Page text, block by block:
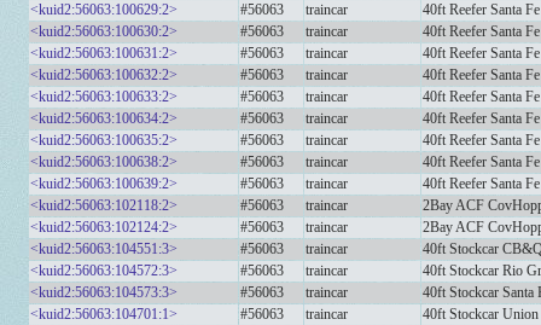
<kuid2:56063:100629:2>
#56063 traincar
40ft Reefer Santa
<kuid2:56063:100630:2>
#56063 traincar
40ft Reefer Santa
<kuid2:56063:100631:2>
#56063 traincar
40ft Reefer Santa
<kuid2:56063:100632:2>
#56063 traincar
40ft Reefer Santa
<kuid2:56063:100633:2>
#56063 traincar
40ft Reefer Santa
<kuid2:56063:100634:2>
#56063 traincar
40ft Reefer Santa
<kuid2:56063:100635:2>
#56063 traincar
40ft Reefer Santa
<kuid2:56063:100638:2>
#56063 traincar
40ft Reefer Santa
<kuid2:56063:100639:2>
#56063 traincar
40ft Reefer Santa
<kuid2:56063:102118:2>
#56063 traincar
2Bay ACF
<kuid2:56063:102124:2>
#56063 traincar
2Bay ACF
<kuid2:56063:104551:3>
#56063 traincar
40ft Stockcar
<kuid2:56063:104572:3>
#56063 traincar
40ft Stockcar Rio
<kuid2:56063:104573:3>
#56063 traincar
40ft Stockcar Santa
<kuid2:56063:104701:1>
#56063 traincar
40ft Stockcar